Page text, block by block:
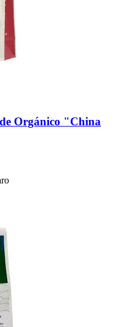
Orgánico "China